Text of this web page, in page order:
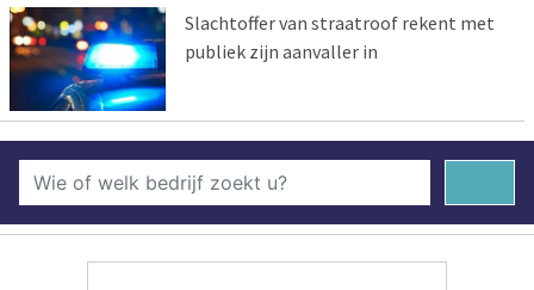
Slachtoffer van straatroof rekent met
publiek zijn aanvaller in